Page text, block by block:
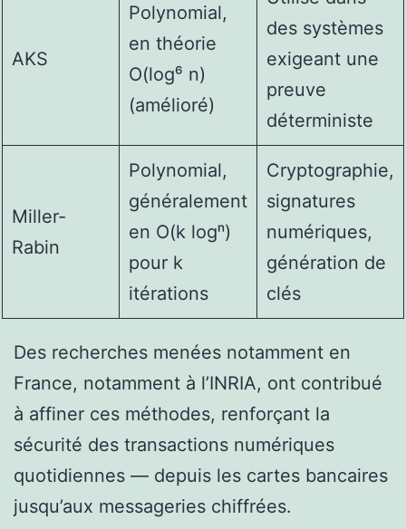
AKS
Polynomial,
en théorie
O(log⁶ n)
(amélioré)
des systèmes
exigeant une
preuve
déterministe
Miller-
Rabin
Polynomial,
généralement
en O(k logⁿ)
pour k
itérations
Cryptographie,
signatures
numériques,
génération de
clés
Des recherches menées notamment en
France, notamment à l’INRIA, ont contribué
à affiner ces méthodes, renforçant la
sécurité des transactions numériques
quotidiennes — depuis les cartes bancaires
jusqu’aux messageries chiffrées.